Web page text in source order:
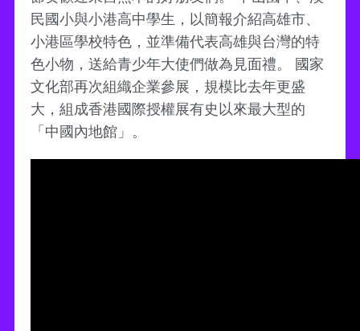
民國小與小港高中學生，以簡報介紹高雄市、
小港區學校特色，並準備代表高雄與台灣的特
色小物，送給青少年大使們做為見面禮。 國家
文化部再次組織企業參展，規模比去年更盛
大，組成香港國際授權展有史以來最大型的
「中國內地館」。